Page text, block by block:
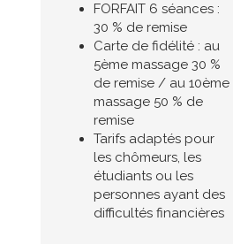
FORFAIT 6 séances :
30 % de remise
Carte de fidélité : au
5ème massage 30 %
de remise / au 10ème
massage 50 % de
remise
Tarifs adaptés pour
les chômeurs, les
étudiants ou les
personnes ayant des
difficultés financières